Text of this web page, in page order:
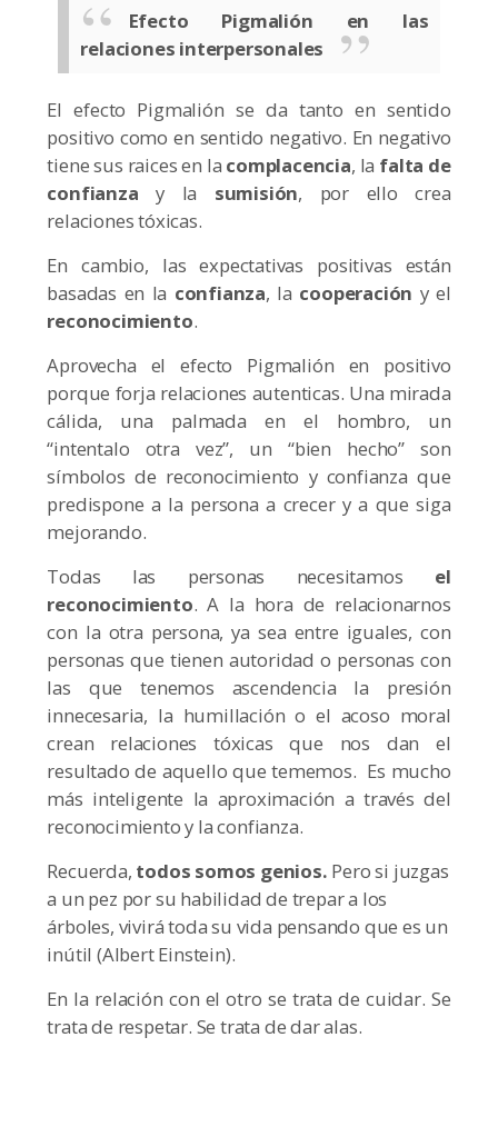
Efecto Pigmalión en las
relaciones interpersonales
El efecto Pigmalión se da tanto en sentido
positivo como en sentido negativo. En negativo
tiene sus raices en la complacencia, la falta de
confianza y la sumisión, por ello crea
relaciones tóxicas.
En cambio, las expectativas positivas están
basadas en la confianza, la cooperación y el
reconocimiento.
Aprovecha el efecto Pigmalión en positivo
porque forja relaciones autenticas. Una mirada
cálida, una palmada en el hombro, un
“intentalo otra vez”, un “bien hecho” son
símbolos de reconocimiento y confianza que
predispone a la persona a crecer y a que siga
mejorando.
Todas las personas necesitamos el
reconocimiento. A la hora de relacionarnos
con la otra persona, ya sea entre iguales, con
personas que tienen autoridad o personas con
las que tenemos ascendencia la presión
innecesaria, la humillación o el acoso moral
crean relaciones tóxicas que nos dan el
resultado de aquello que tememos. Es mucho
más inteligente la aproximación a través del
reconocimiento y la confianza.
Recuerda, todos somos genios. Pero si juzgas
a un pez por su habilidad de trepar a los
árboles, vivirá toda su vida pensando que es un
inútil (Albert Einstein).
En la relación con el otro se trata de cuidar. Se
trata de respetar. Se trata de dar alas.